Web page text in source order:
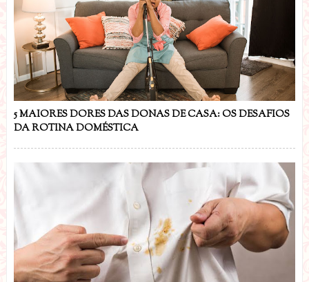
5 MAIORES DORES DAS DONAS DE CASA: OS DESAFIOS
DA ROTINA DOMÉSTICA